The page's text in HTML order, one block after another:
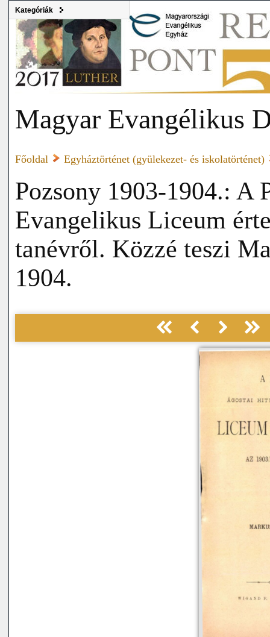
Kategóriák
Magyar Evangélikus
Főoldal Egyháztörténet (gyülekezet- és iskolatörténet)
Pozsony 1903-1904.: A
Evangelikus Liceum
tanévről. Közzé teszi
1904.